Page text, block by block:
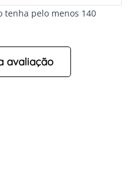
tenha pelo menos 140